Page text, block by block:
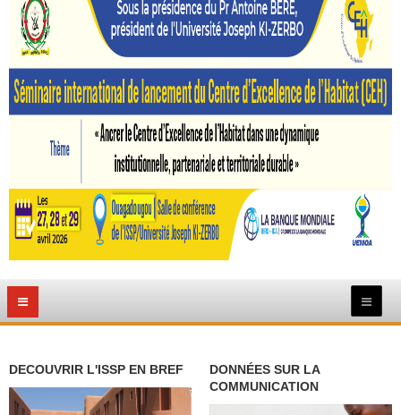
DECOUVRIR L'ISSP EN BREF
DONNÉES SUR LA
COMMUNICATION